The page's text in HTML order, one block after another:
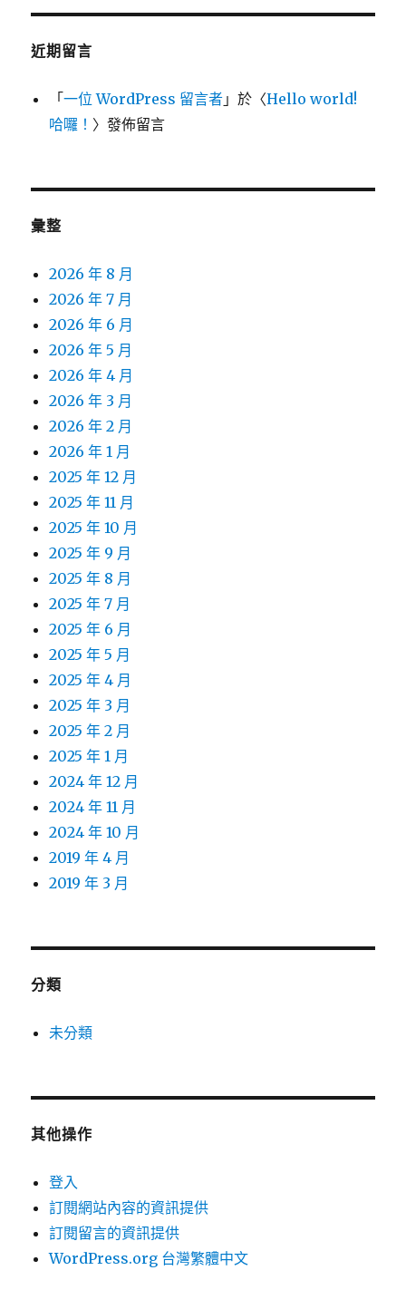
近期留言
「一位 WordPress 留言者 」於〈Hello world!
哈囉！ 〉發佈留言
彙整
2026 年 8 月
2026 年 7 月
2026 年 6 月
2026 年 5 月
2026 年 4 月
2026 年 3 月
2026 年 2 月
2026 年 1 月
2025 年 12 月
2025 年 11 月
2025 年 10 月
2025 年 9 月
2025 年 8 月
2025 年 7 月
2025 年 6 月
2025 年 5 月
2025 年 4 月
2025 年 3 月
2025 年 2 月
2025 年 1 月
2024 年 12 月
2024 年 11 月
2024 年 10 月
2019 年 4 月
2019 年 3 月
分類
未分類
其他操作
登入
訂閱網站內容的資訊提供
訂閱留言的資訊提供
WordPress.org 台灣繁體中文